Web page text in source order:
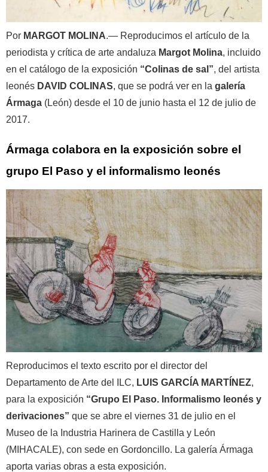
Por MARGOT MOLINA.— Reproducimos el artículo de la
periodista y crítica de arte andaluza Margot Molina, incluido
en el catálogo de la exposición “Colinas de sal”, del artista
leonés DAVID COLINAS, que se podrá ver en la galería
Ármaga (León) desde el 10 de junio hasta el 12 de julio de
2017.
Ármaga colabora en la exposición sobre el
grupo El Paso y el informalismo leonés
Reproducimos el texto escrito por el director del
Departamento de Arte del ILC, LUIS GARCÍA MARTÍNEZ,
para la exposición “Grupo El Paso. Informalismo leonés y
derivaciones” que se abre el viernes 31 de julio en el
Museo de la Industria Harinera de Castilla y León
(MIHACALE), con sede en Gordoncillo. La galería Ármaga
aporta varias obras a esta exposición.